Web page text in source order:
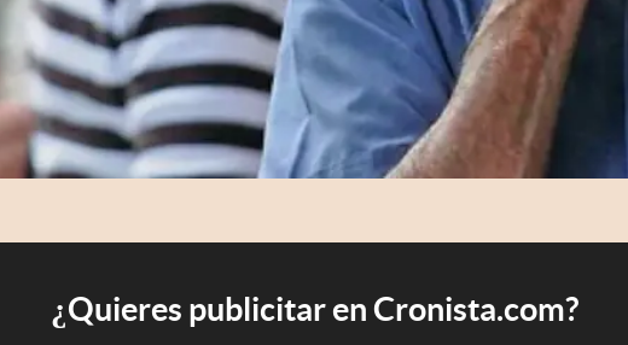
¿Quieres publicitar en Cronista.com?